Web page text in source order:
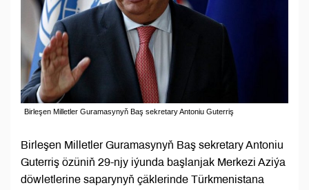
Birleşen Milletler Guramasynyň Baş sekretary Antoniu Guterriş
Birleşen Milletler Guramasynyň Baş sekretary Antoniu
Guterriş özüniň 29-njy iýunda başlanjak Merkezi Aziýa
döwletlerine saparynyň çäklerinde Türkmenistana